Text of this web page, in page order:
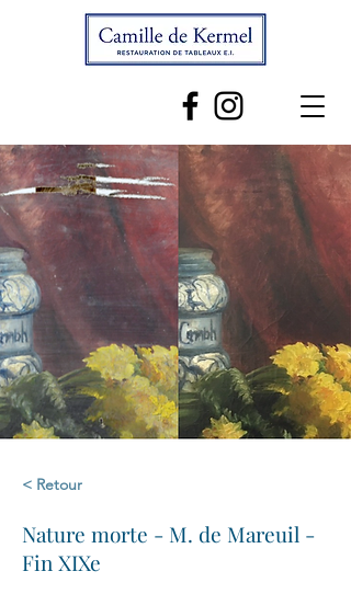
< Retour
Nature morte - M. de Mareuil -
Fin XIXe